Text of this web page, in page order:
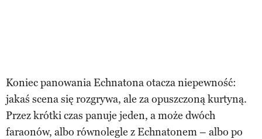
Koniec panowania Echnatona otacza niepewność:
jakaś scena się rozgrywa, ale za opuszczoną kurtyną.
Przez krótki czas panuje jeden, a może dwóch
faraonów, albo równolegle z Echnatonem – albo po